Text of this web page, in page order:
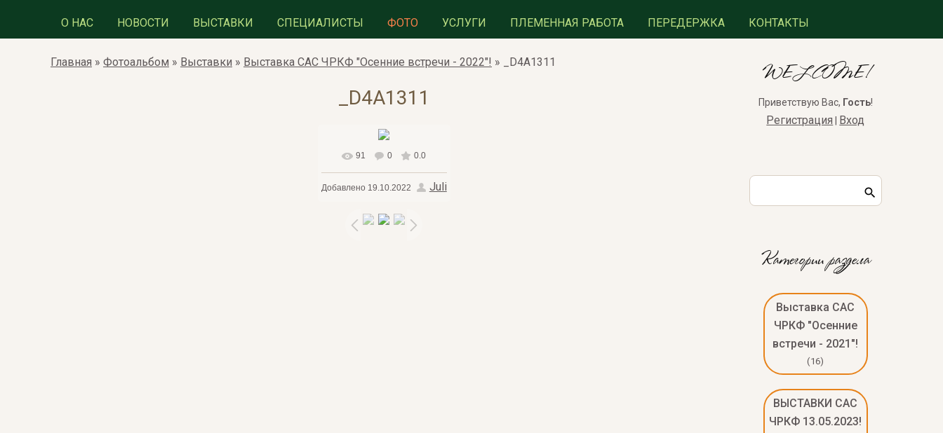
О НАС НОВОСТИ ВЫСТАВКИ СПЕЦИАЛИСТЫ ФОТО УСЛУГИ ПЛЕМЕННАЯ РАБОТА ПЕРЕДЕРЖКА КОНТАКТЫ
Главная » Фотоальбом » Выставки » Выставка САС ЧРКФ "Осенние встречи - 2022"! » _D4A1311
_D4A1311
В реальном размере
1322x944/ 409.5Kb
91 0 0.0
Добавлено 19.10.2022 Juli
WELCOME!
Приветствую Вас, Гость!
Регистрация Вход
Категории раздела
Выставка САС
ЧРКФ "Осенние
встречи - 2021"!
(16)
ВЫСТАВКИ САС
ЧРКФ 13.05.2023!